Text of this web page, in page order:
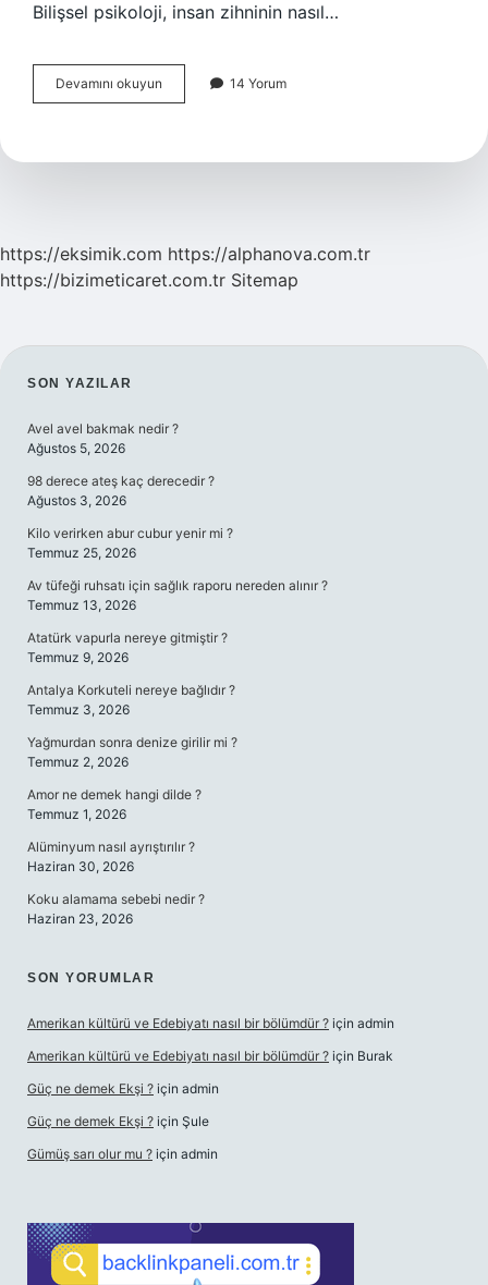
Bilişsel psikoloji, insan zihninin nasıl…
Devamını okuyun Kanalizasyon
eğimi
?
14 Yorum
https://eksimik.com https://alphanova.com.tr
https://bizimeticaret.com.tr Sitemap
SIDEBAR
SON YAZILAR
Avel avel bakmak nedir ?
Ağustos 5, 2026
98 derece ateş kaç derecedir ?
Ağustos 3, 2026
Kilo verirken abur cubur yenir mi ?
Temmuz 25, 2026
Av tüfeği ruhsatı için sağlık raporu nereden alınır ?
Temmuz 13, 2026
Atatürk vapurla nereye gitmiştir ?
Temmuz 9, 2026
Antalya Korkuteli nereye bağlıdır ?
Temmuz 3, 2026
Yağmurdan sonra denize girilir mi ?
Temmuz 2, 2026
Amor ne demek hangi dilde ?
Temmuz 1, 2026
Alüminyum nasıl ayrıştırılır ?
Haziran 30, 2026
Koku alamama sebebi nedir ?
Haziran 23, 2026
SON YORUMLAR
Amerikan kültürü ve Edebiyatı nasıl bir bölümdür ? için admin
Amerikan kültürü ve Edebiyatı nasıl bir bölümdür ? için Burak
Güç ne demek Ekşi ? için admin
Güç ne demek Ekşi ? için Şule
Gümüş sarı olur mu ? için admin